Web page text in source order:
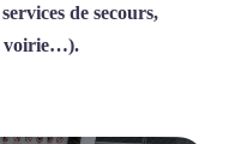
de secours,
voirie…).